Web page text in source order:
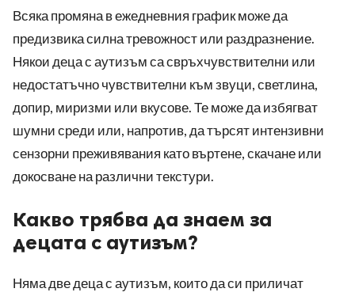
Всяка промяна в ежедневния график може да
предизвика силна тревожност или раздразнение.
Някои деца с аутизъм са свръхчувствителни или
недостатъчно чувствителни към звуци, светлина,
допир, миризми или вкусове. Те може да избягват
шумни среди или, напротив, да търсят интензивни
сензорни преживявания като въртене, скачане или
докосване на различни текстури.
Какво трябва да знаем за
децата с аутизъм?
Няма две деца с аутизъм, които да си приличат